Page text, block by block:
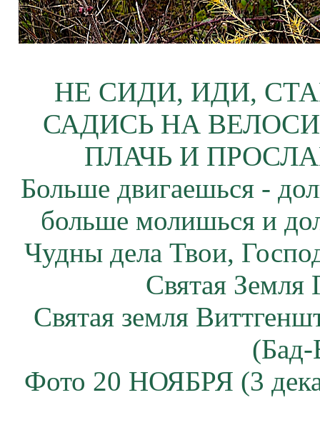
НЕ СИДИ, ИДИ,
САДИСЬ НА
ПЛАЧЬ И
Больше двигаешься -
больше молишься и
Чудны дела Твои,
Святая
Святая земля
Фото 20 НОЯБРЯ (3